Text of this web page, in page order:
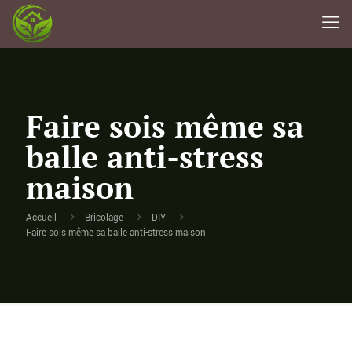
Faire sois même sa
balle anti-stress
maison
Accueil Bricolage
DIY
Faire sois même sa balle anti-stress maison